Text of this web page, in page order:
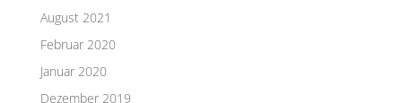
August 2021
Februar 2020
Januar 2020
Dezember 2019